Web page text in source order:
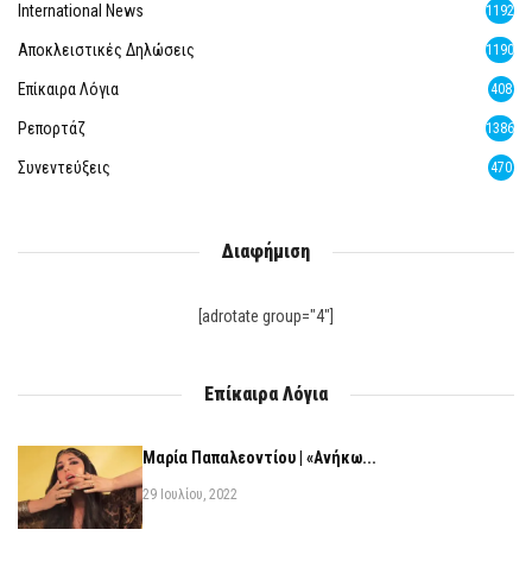
International News 1192
Αποκλειστικές Δηλώσεις 1190
Επίκαιρα Λόγια 408
Ρεπορτάζ 1386
Συνεντεύξεις 470
Διαφήμιση
[adrotate group="4"]
Επίκαιρα Λόγια
Μαρία Παπαλεοντίου | «Ανήκω...
29 Ιουλίου, 2022